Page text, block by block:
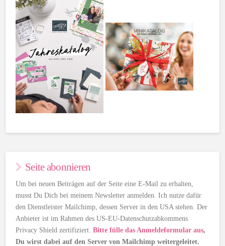
Seite abonnieren
Um bei neuen Beiträgen auf der Seite eine E-Mail zu erhalten,
musst Du Dich bei meinem Newsletter anmelden. Ich nutze dafür
den Dienstleister Mailchimp, dessen Server in den USA stehen. Der
Anbieter ist im Rahmen des US-EU-Datenschutzabkommens
Privacy Shield zertifiziert.Bitte fülle das Anmeldeformular aus,
Du wirst dabei auf den Server von Mailchimp weitergeleitet.